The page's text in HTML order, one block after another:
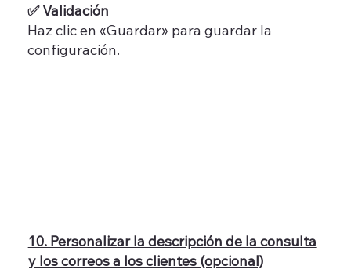
✅ Validación
Haz clic en «Guardar» para guardar la
configuración.
10. Personalizar la descripción de la consulta
y los correos a los clientes (opcional)